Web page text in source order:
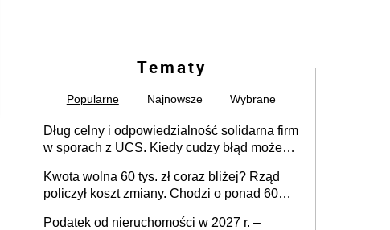
Tematy
Popularne Najnowsze Wybrane
Dług celny i odpowiedzialność solidarna firm
w sporach z UCS. Kiedy cudzy błąd może
Kwota wolna 60 tys. zł coraz bliżej? Rząd
policzył koszt zmiany. Chodzi o ponad 60
Podatek od nieruchomości w 2027 r. –